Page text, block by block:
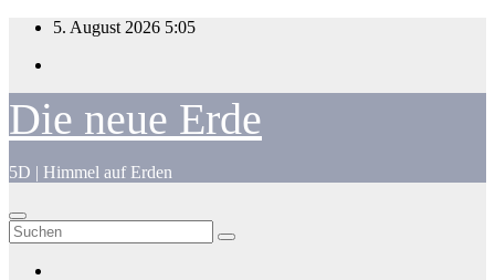
Zum
springen
5. August 2026 5:05
Die neue Erde
5D | Himmel auf Erden